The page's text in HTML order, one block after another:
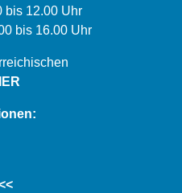
bis 12.00 Uhr
bis 16.00 Uhr